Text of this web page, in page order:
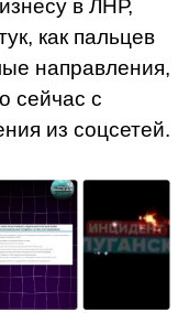
в ЛНР,
как пальцев
направления,
сейчас с
из соцсетей.